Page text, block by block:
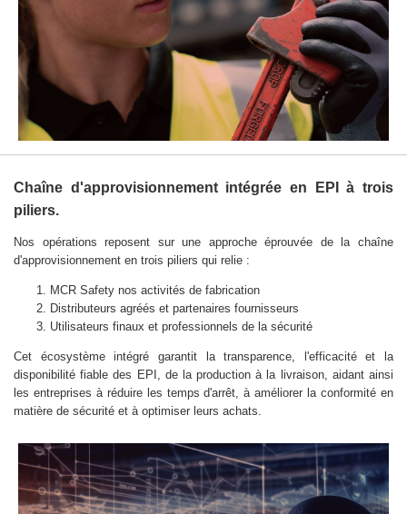
Chaîne d'approvisionnement intégrée en EPI à trois
piliers.
Nos opérations reposent sur une approche éprouvée de la chaîne
d'approvisionnement en trois piliers qui relie :
MCR Safety nos activités de fabrication
Distributeurs agréés et partenaires fournisseurs
Utilisateurs finaux et professionnels de la sécurité
Cet écosystème intégré garantit la transparence, l'efficacité et la
disponibilité fiable des EPI, de la production à la livraison, aidant ainsi
les entreprises à réduire les temps d'arrêt, à améliorer la conformité en
matière de sécurité et à optimiser leurs achats.